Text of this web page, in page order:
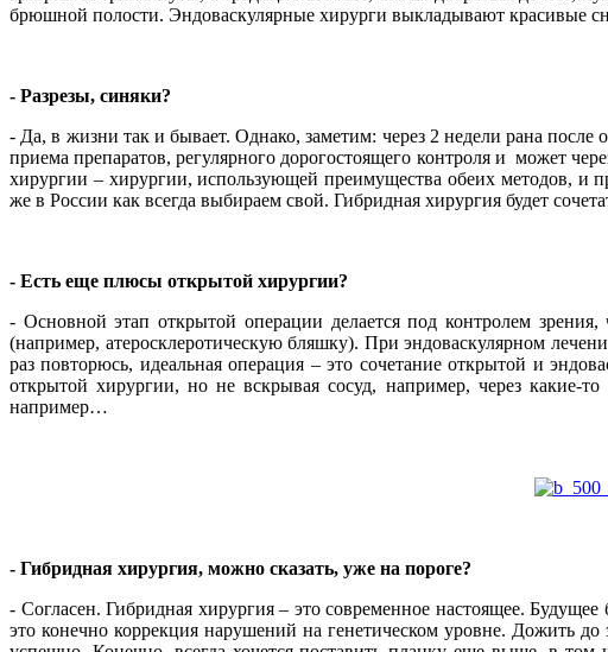
брюшной полости. Эндоваскулярные хирурги выкладывают красивые
- Разрезы, синяки?
- Да, в жизни так и бывает. Однако, заметим: через 2 недели рана после
приема препаратов, регулярного дорогостоящего контроля и может
хирургии – хирургии, использующей преимущества обеих методов, и
же в России как всегда выбираем свой. Гибридная хирургия будет
- Есть еще плюсы открытой хирургии?
- Основной этап открытой операции делается под контролем
(например, атеросклеротическую бляшку). При эндоваскулярном
раз повторюсь, идеальная операция – это сочетание открытой и
открытой хирургии, но не вскрывая сосуд, например, через какие-
например…
- Гибридная хирургия, можно сказать, уже на пороге?
- Согласен. Гибридная хирургия – это современное настоящее.
это конечно коррекция нарушений на генетическом уровне. Дожить